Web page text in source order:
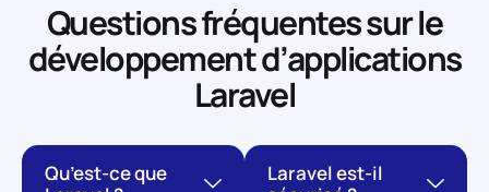
Questions fréquentes sur le
développement d’applications
Laravel
Qu’est-ce que
Laravel est-il